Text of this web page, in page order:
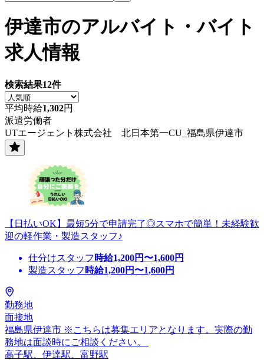
伊達市のアルバイト・バイト
求人情報
検索結果12件
平均時給1,302円
派遣労働者
UTエージェント株式会社 北日本第一CU_福島県伊達市
【日払いOK】最短5分で申請完了◎スマホで簡単！未経験歓
迎の軽作業・製造スタッフ♪
仕分けスタッフ 時給1,200円〜1,600円
製造スタッフ 時給1,200円〜1,600円
勤務地
面接地
福島県伊達市 ※こちらは募集エリアとなります。実際の勤
務地は面談時にご相談ください。
高子駅、伊達駅、富野駅